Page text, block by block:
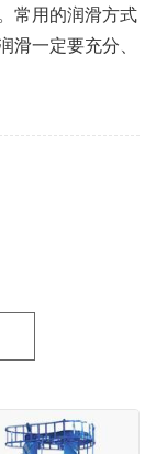
常用的润滑方式
一定要充分、